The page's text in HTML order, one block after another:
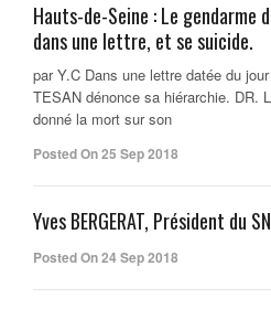
Hauts-de-Seine : Le gendarme
dans une lettre, et se suicide.
par Y.C Dans une lettre datée du
TESAN dénonce sa hiérarchie. DR.
donné la mort sur son
Posted On 25 Sep 2018
Yves BERGERAT, Président du
Posted On 24 Sep 2018